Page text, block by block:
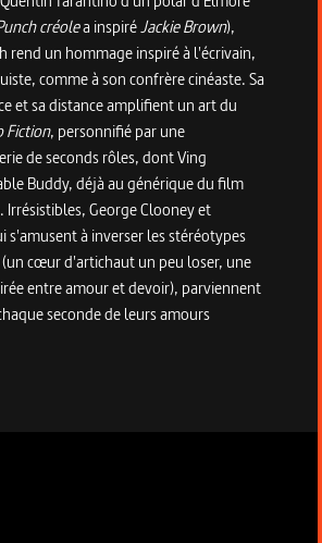
créolea inspiréJackie Brown),
rend un hommage inspiré à l'écrivain,
comme à son confrère cinéaste. Sa
et sa distance amplifient un art du
Fiction, personnifié par une
de seconds rôles, dont Ving
Buddy, déjà au générique du film
Irrésistibles, George Clooney et
s'amusent à inverser les stéréotypes
cœur d'artichaut un peu loser, une
entre amour et devoir), parviennent
seconde de leurs amours